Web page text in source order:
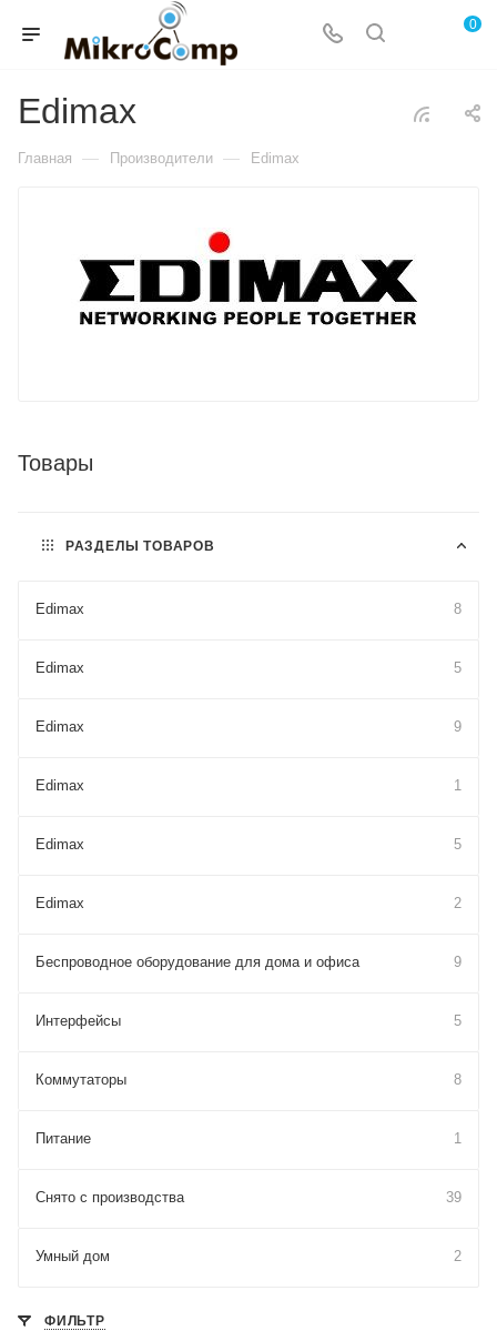
0
Edimax
Главная — Производители — Edimax
Товары
РАЗДЕЛЫ ТОВАРОВ
Edimax 8
Edimax 5
Edimax 9
Edimax 1
Edimax 5
Edimax 2
Беспроводное оборудование для дома и офиса 9
Интерфейсы 5
Коммутаторы 8
Питание 1
Снято с производства 39
Умный дом 2
ФИЛЬТР